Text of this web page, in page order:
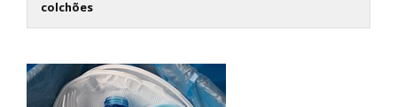
colchões